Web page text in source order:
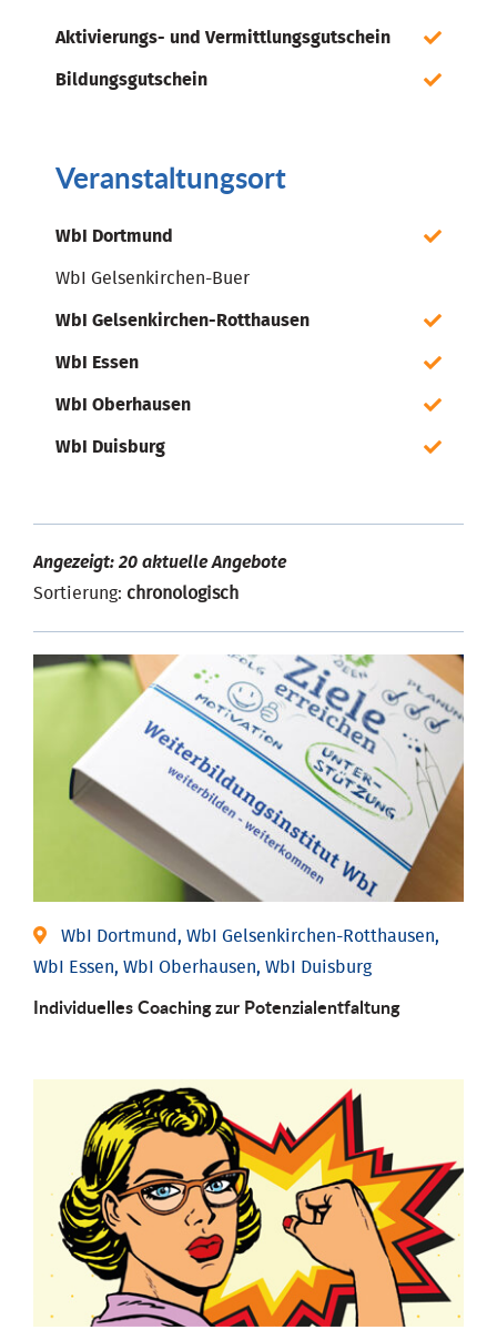
Aktivierungs- und Vermittlungsgutschein
Bildungsgutschein
Veranstaltungsort
WbI Dortmund
WbI Gelsenkirchen-Buer
WbI Gelsenkirchen-Rotthausen
WbI Essen
WbI Oberhausen
WbI Duisburg
Angezeigt: 20 aktuelle Angebote
Sortierung: chronologisch
WbI Dortmund, WbI Gelsenkirchen-Rotthausen,
WbI Essen, WbI Oberhausen, WbI Duisburg
Individuelles Coaching zur Potenzialentfaltung